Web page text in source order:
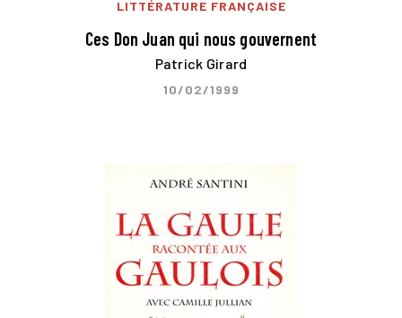
LITTÉRATURE FRANÇAISE
Ces Don Juan qui nous gouvernent
Patrick Girard
10/02/1999